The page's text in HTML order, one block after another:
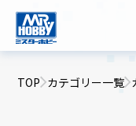
TOP カテゴリー一覧